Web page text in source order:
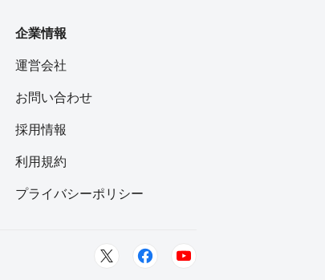
企業情報
運営会社
お問い合わせ
採用情報
利用規約
プライバシーポリシー